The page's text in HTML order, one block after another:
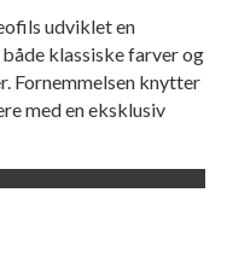
udviklet en
klassiske farver og
Fornemmelsen knytter
med en eksklusiv